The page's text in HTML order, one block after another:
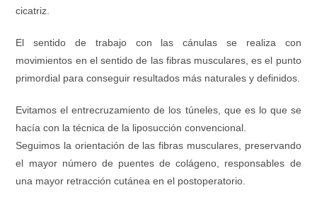
cicatriz.
El sentido de trabajo con las cánulas se realiza con
movimientos en el sentido de las fibras musculares, es el punto
primordial para conseguir resultados más naturales y definidos.
Evitamos el entrecruzamiento de los túneles, que es lo que se
hacía con la técnica de la liposucción convencional.
Seguimos la orientación de las fibras musculares, preservando
el mayor número de puentes de colágeno, responsables de
una mayor retracción cutánea en el postoperatorio.